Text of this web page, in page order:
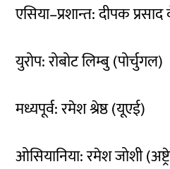
एसिया–प्रशान्त: दीपक
युरोप: रोबोट लिम्बु (पोर्चुगल)
मध्यपूर्व: रमेश श्रेष्ठ (यूएई)
ओसियानिया: रमेश जोशी